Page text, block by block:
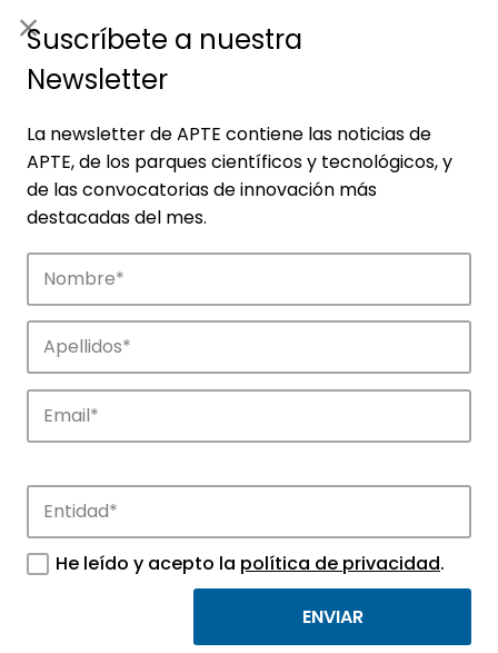
Noticias
Conoce las noticias más destacadas de
APTE y sus parques científicos y
tecnológicos.
Suscríbete a nuestra
Newsletter
La newsletter de APTE contiene las noticias de
APTE, de los parques científicos y tecnológicos, y
de las convocatorias de innovación más
destacadas del mes.
He leído y acepto la política de privacidad.